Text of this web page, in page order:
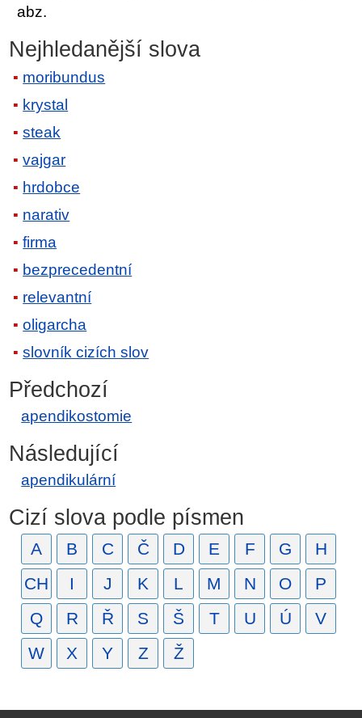
abz.
Nejhledanější slova
moribundus
krystal
steak
vajgar
hrdobce
narativ
firma
bezprecedentní
relevantní
oligarcha
slovník cizích slov
Předchozí
apendikostomie
Následující
apendikulární
Cizí slova podle písmen
A B C Č D E F G
H
CH
I J K L M N O
P
Q
R Ř S Š T U Ú
V
W
X Y Z Ž